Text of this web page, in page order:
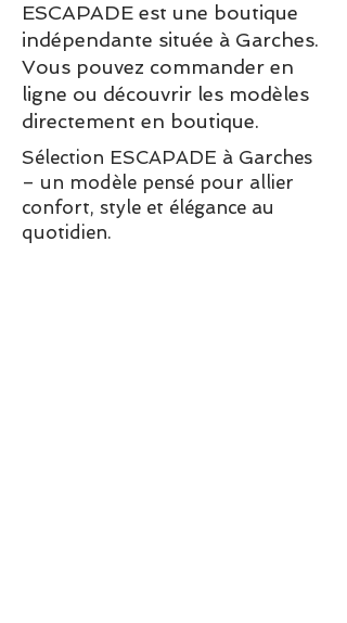
13x20 centimètres.
ESCAPADE est une boutique
indépendante située à Garches.
Vous pouvez commander en
ligne ou découvrir les modèles
directement en boutique.
Sélection ESCAPADE à Garches
– un modèle pensé pour allier
confort, style et élégance au
quotidien.